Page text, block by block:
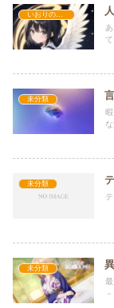
いおりの部屋
未分類
未分類
未分類